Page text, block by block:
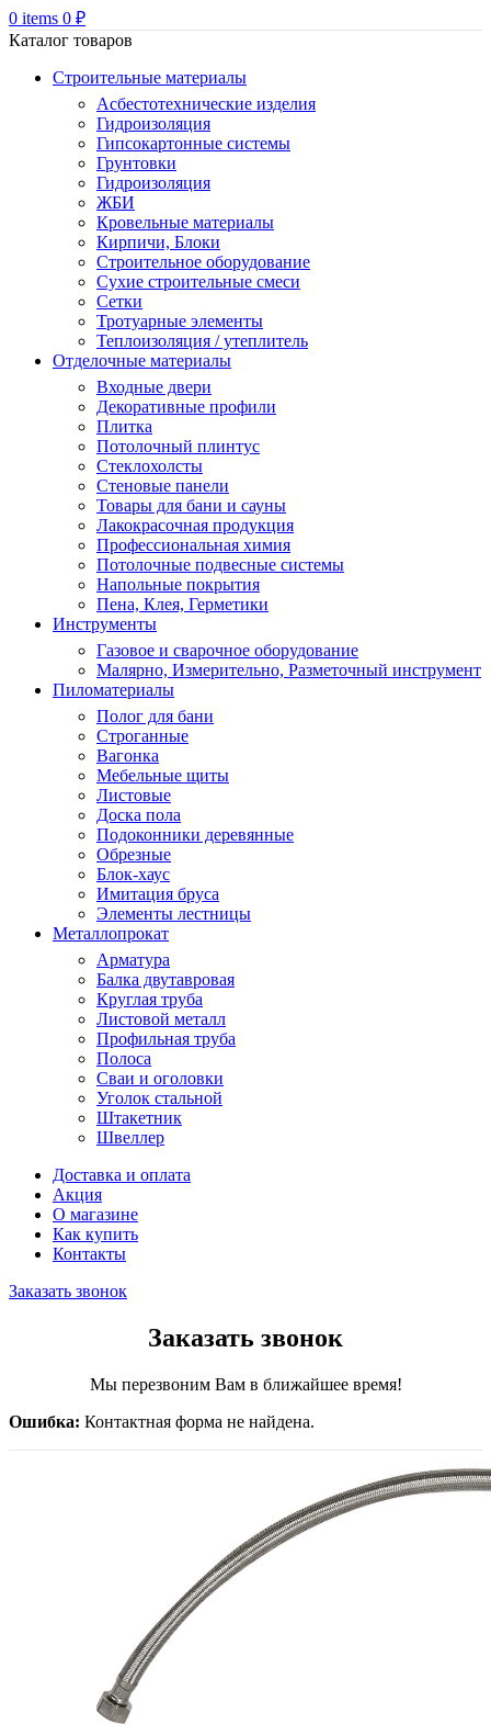
0 items 0 ₽
Каталог товаров
Строительные материалы
Асбестотехнические изделия
Гидроизоляция
Гипсокартонные системы
Грунтовки
Гидроизоляция
ЖБИ
Кровельные материалы
Кирпичи, Блоки
Строительное оборудование
Сухие строительные смеси
Сетки
Тротуарные элементы
Теплоизоляция / утеплитель
Отделочные материалы
Входные двери
Декоративные профили
Плитка
Потолочный плинтус
Стеклохолсты
Стеновые панели
Товары для бани и сауны
Лакокрасочная продукция
Профессиональная химия
Потолочные подвесные системы
Напольные покрытия
Пена, Клея, Герметики
Инструменты
Газовое и сварочное оборудование
Малярно, Измерительно, Разметочный инструмент
Пиломатериалы
Полог для бани
Строганные
Вагонка
Мебельные щиты
Листовые
Доска пола
Подоконники деревянные
Обрезные
Блок-хаус
Имитация бруса
Элементы лестницы
Металлопрокат
Арматура
Балка двутавровая
Круглая труба
Листовой металл
Профильная труба
Полоса
Сваи и оголовки
Уголок стальной
Штакетник
Швеллер
Доставка и оплата
Акция
О магазине
Как купить
Контакты
Заказать звонок
Заказать звонок
Мы перезвоним Вам в ближайшее время!
Ошибка: Контактная форма не найдена.